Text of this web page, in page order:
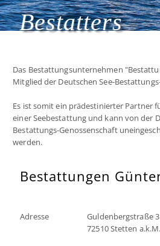
Bestatters
Das Bestattungsunternehmen
Mitglied der Deutschen See-
Es ist somit ein prädestinierter Partner
einer Seebestattung und kann von der
Bestattungs-Genossenschaft
werden.
Bestattungen
Adresse
Guldenbergstraße 3
72510 Stetten a.k.M.